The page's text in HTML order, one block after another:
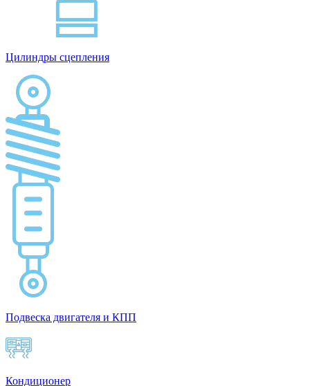
Цилиндры сцепления
Подвеска двигателя и КПП
Кондиционер